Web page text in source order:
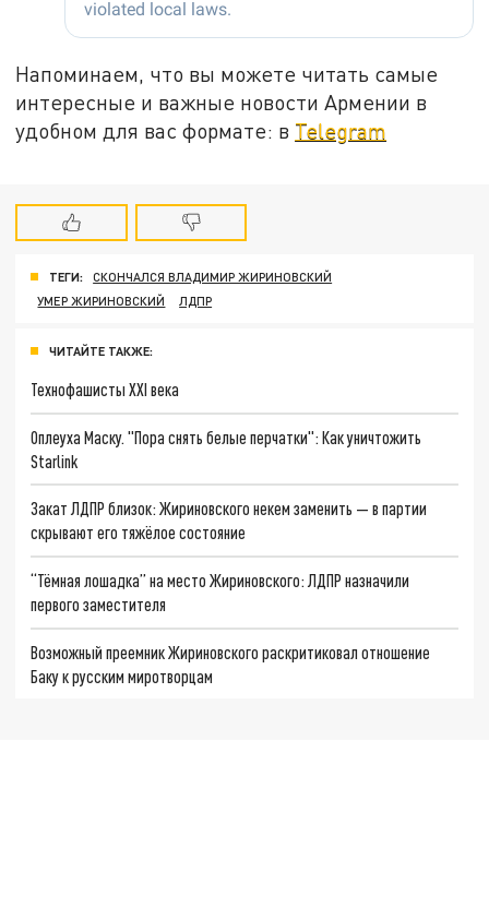
Напоминаем, что вы можете читать самые
интересные и важные новости Армении в
удобном для вас формате: в Telegram
ТЕГИ:
СКОНЧАЛСЯ ВЛАДИМИР ЖИРИНОВСКИЙ
УМЕР ЖИРИНОВСКИЙ
ЛДПР
ЧИТАЙТЕ ТАКЖЕ:
Технофашисты XXI века
Оплеуха Маску. "Пора снять белые перчатки": Как уничтожить
Starlink
Закат ЛДПР близок: Жириновского некем заменить — в партии
скрывают его тяжёлое состояние
“Тёмная лошадка” на место Жириновского: ЛДПР назначили
первого заместителя
Возможный преемник Жириновского раскритиковал отношение
Баку к русским миротворцам